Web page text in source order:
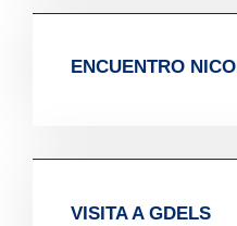
ENCUENTRO
VISITA A GDELS